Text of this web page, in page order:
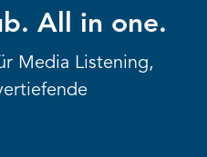
All in one.
Media Listening,